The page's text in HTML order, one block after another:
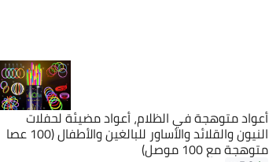
أعواد متوهجة في الظلام، أعواد مضيئة لحفلات
النيون والقلائد والأساور للبالغين والأطفال (100 عصا
متوهجة مع 100 موصل)